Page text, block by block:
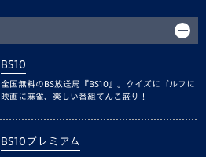
BS10
全国無料のBS放送局『BS10』。クイズにゴルフに
映画に麻雀、楽しい番組てんこ盛り！
BS10プレミアム